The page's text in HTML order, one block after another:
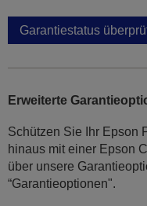
Garantiestatus
Erweiterte
Schützen Sie Ihr Epson
hinaus mit einer Epson
über unsere
“Garantieoptionen".